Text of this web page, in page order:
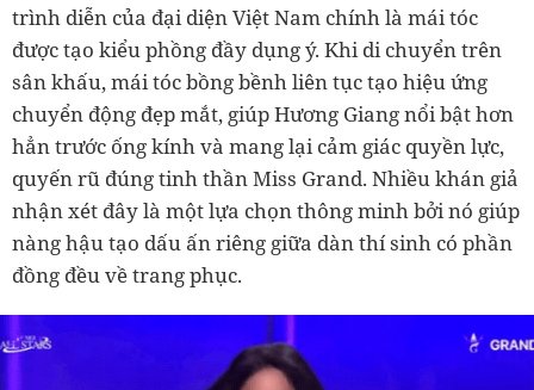
trình diễn của đại diện Việt Nam chính là mái tóc
được tạo kiểu phồng đầy dụng ý. Khi di chuyển trên
sân khấu, mái tóc bồng bềnh liên tục tạo hiệu ứng
chuyển động đẹp mắt, giúp Hương Giang nổi bật hơn
hẳn trước ống kính và mang lại cảm giác quyền lực,
quyến rũ đúng tinh thần Miss Grand. Nhiều khán giả
nhận xét đây là một lựa chọn thông minh bởi nó giúp
nàng hậu tạo dấu ấn riêng giữa dàn thí sinh có phần
đồng đều về trang phục.